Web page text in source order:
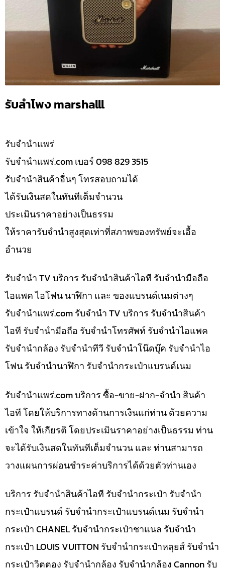
รับลำโพง marshalll
รับจํานำแพร่
รับจํานําแพร่.com เบอร์ 098 829 3515
รับจำนำสินค้าอื่นๆ โทรสอบถามได้
ได้รับเงินสดในทันทีเต็มจำนวน
ประเมินราคาอย่างเป็นธรรม
ให้ราคารับจำนำสูงสุดเท่าที่สภาพของทรัพย์จะเอื้อ
อำนวย
รับจำนำ TV บริการ รับจำนำสินค้าไอที รับจำนำมือถือ
ไอแพค ไอโฟน นาฬิกา และ ของแบรนด์เนมต่างๆ
รับจํานําแพร่.com รับจำนำ TV บริการ รับจำนำสินค้า
ไอที รับจำนำมือถือ รับจำนำโทรศัพท์ รับจำนำไอแพค
รับจำนำกล้อง รับจำนำทีวี รับจำนำโน๊ดบุ๊ค รับจำนำไอ
โฟน รับจำนำนาฬิกา รับจำนำกระเป๋าแบรนด์เนม
รับจํานําแพร่.com บริการ ซื้อ-ขาย-ฝาก-จำนำ สินค้า
ไอที โดยให้บริการทางด้านการเงินแก่ท่าน ด้วยความ
เข้าใจ ให้เกียรติ โดยประเมินราคาอย่างเป็นธรรม ท่าน
จะได้รับเงินสดในทันทีเต็มจำนวน และ ท่านสามารถ
วางแผนการผ่อนชำระค่าบริการได้ด้วยตัวท่านเอง
บริการ รับจำนำสินค้าไอที รับจำนำกระเป๋า รับจำนำ
กระเป๋าแบรนด์ รับจำนำกระเป๋าแบรนด์เนม รับจำนำ
กระเป๋า CHANEL รับจำนำกระเป๋าชาแนล รับจำนำ
กระเป๋า LOUIS VUITTON รับจำนำกระเป๋าหลุยส์ รับจำนำ
กระเป๋าวิตตอง รับจำนำกล้อง รับจำนำกล้อง Cannon รับ